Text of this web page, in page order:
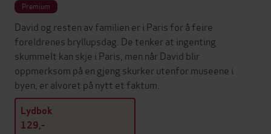
Premium
David og resten av familien er i Paris for å feire
foreldrenes bryllupsdag. De tenker at ingenting
skummelt kan skje i Paris, men når David blir
oppmerksom på en gjeng skurker utenfor museene i
byen, er alvoret på nytt et faktum.
Lydbok
129,-